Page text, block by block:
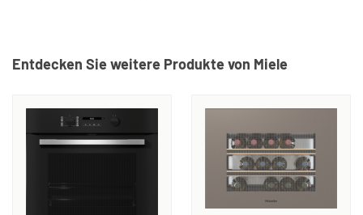
Entdecken Sie weitere Produkte von Miele